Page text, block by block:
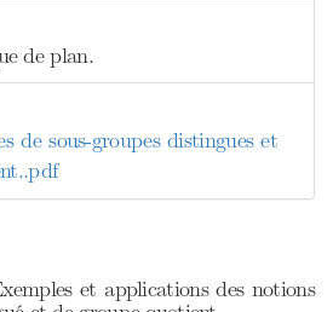
de plan.
de sous-groupes distingues et
et applications des notions